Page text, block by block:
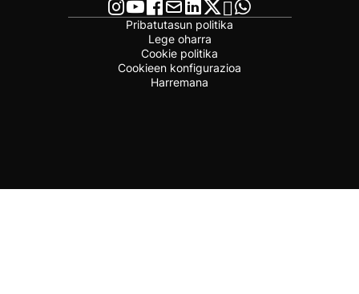
Pribatutasun politika
Lege oharra
Cookie politika
Cookieen konfigurazioa
Harremana